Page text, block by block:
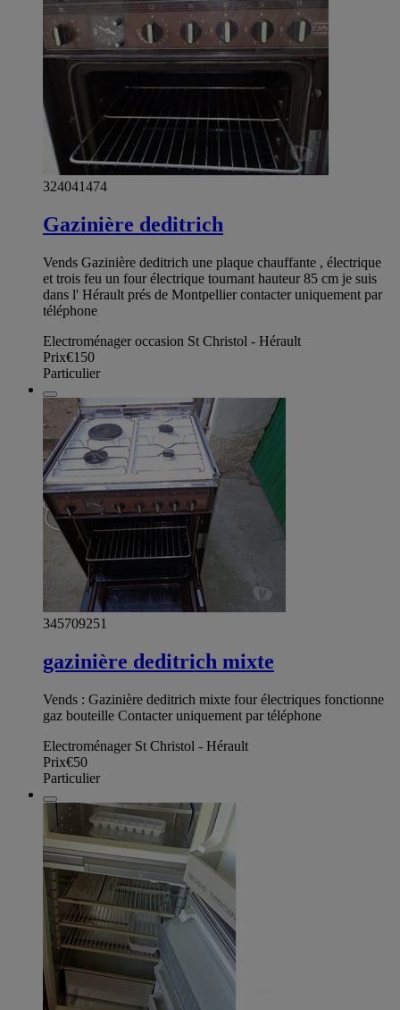
324041474
Gazinière deditrich
Vends Gazinière deditrich une plaque chauffante , électrique
et trois feu un four électrique tournant hauteur 85 cm je suis
dans l' Hérault prés de Montpellier contacter uniquement par
téléphone
Electroménager occasion St Christol - Hérault
Prix€150
Particulier
345709251
gazinière deditrich mixte
Vends : Gazinière deditrich mixte four électriques fonctionne
gaz bouteille Contacter uniquement par téléphone
Electroménager St Christol - Hérault
Prix€50
Particulier